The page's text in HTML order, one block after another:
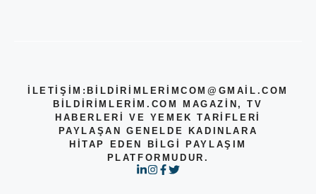
İLETİŞİM: BILDIRIMLERIMCOM@GMAIL.COM
BILDIRIMLERIM.COM MAGAZIN, TV
HABERLERI VE YEMEK TARIFLERI
PAYLAŞAN GENELDE KADINLARA
HITAP EDEN BILGI PAYLAŞIM
PLATFORMUDUR.